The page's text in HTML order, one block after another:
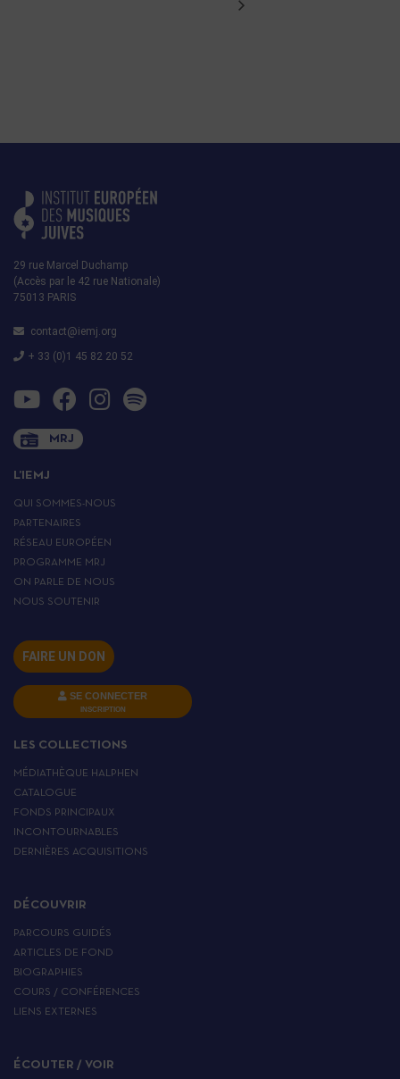
29 rue Marcel Duchamp
(Accès par le 42 rue Nationale)
75013 PARIS
contact@iemj.org
+ 33 (0)1 45 82 20 52
MRJ
L’IEMJ
QUI SOMMES-NOUS
PARTENAIRES
RÉSEAU EUROPÉEN
PROGRAMME MRJ
ON PARLE DE NOUS
NOUS SOUTENIR
FAIRE UN DON
SE CONNECTER
INSCRIPTION
LES COLLECTIONS
MÉDIATHÈQUE HALPHEN
CATALOGUE
FONDS PRINCIPAUX
INCONTOURNABLES
DERNIÈRES ACQUISITIONS
DÉCOUVRIR
PARCOURS GUIDÉS
ARTICLES DE FOND
BIOGRAPHIES
COURS / CONFÉRENCES
LIENS EXTERNES
ÉCOUTER / VOIR